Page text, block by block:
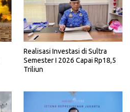
Realisasi Investasi di Sultra
Semester I 2026 Capai Rp18,5
Triliun